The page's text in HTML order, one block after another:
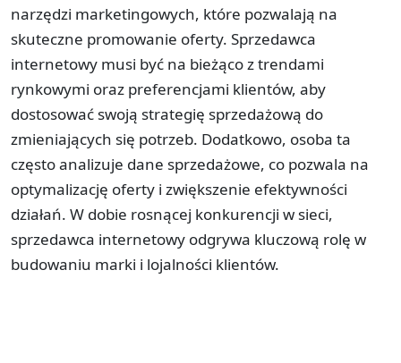
narzędzi marketingowych, które pozwalają na
skuteczne promowanie oferty. Sprzedawca
internetowy musi być na bieżąco z trendami
rynkowymi oraz preferencjami klientów, aby
dostosować swoją strategię sprzedażową do
zmieniających się potrzeb. Dodatkowo, osoba ta
często analizuje dane sprzedażowe, co pozwala na
optymalizację oferty i zwiększenie efektywności
działań. W dobie rosnącej konkurencji w sieci,
sprzedawca internetowy odgrywa kluczową rolę w
budowaniu marki i lojalności klientów.